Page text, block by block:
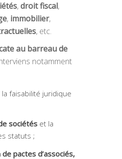
,droit fiscal,
, immobilier,
, etc.
au barreau de
notamment
la faisabilité juridique
sociétés et la
statuts ;
pactes d’associés,